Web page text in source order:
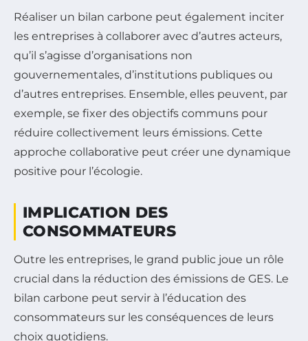
Réaliser un bilan carbone peut également inciter
les entreprises à collaborer avec d’autres acteurs,
qu’il s’agisse d’organisations non
gouvernementales, d’institutions publiques ou
d’autres entreprises. Ensemble, elles peuvent, par
exemple, se fixer des objectifs communs pour
réduire collectivement leurs émissions. Cette
approche collaborative peut créer une dynamique
positive pour l’écologie.
IMPLICATION DES
CONSOMMATEURS
Outre les entreprises, le grand public joue un rôle
crucial dans la réduction des émissions de GES. Le
bilan carbone peut servir à l’éducation des
consommateurs sur les conséquences de leurs
choix quotidiens.